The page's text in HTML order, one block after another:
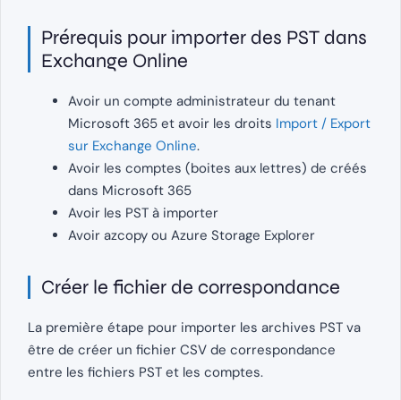
Prérequis pour importer des PST dans
Exchange Online
Avoir un compte administrateur du tenant
Microsoft 365 et avoir les droits Import / Export
sur Exchange Online.
Avoir les comptes (boites aux lettres) de créés
dans Microsoft 365
Avoir les PST à importer
Avoir azcopy ou Azure Storage Explorer
Créer le fichier de correspondance
La première étape pour importer les archives PST va
être de créer un fichier CSV de correspondance
entre les fichiers PST et les comptes.